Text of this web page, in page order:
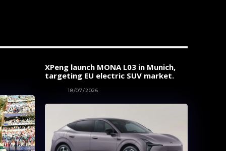
XPeng launch MONA L03 in Munich,
targeting EU electric SUV market.
18/07/2026